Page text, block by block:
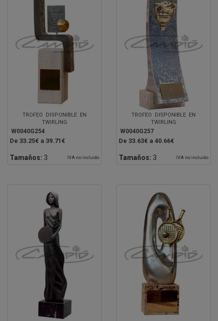
TROFEO DISPONIBLE EN
TWIRLING
W0040G254
De 33.25€ a 39.71€
Tamaños: 3 IVA no incluido
TROFEO DISPONIBLE EN
TWIRLING
W0040G257
De 33.63€ a 40.66€
Tamaños: 3 IVA no incluido